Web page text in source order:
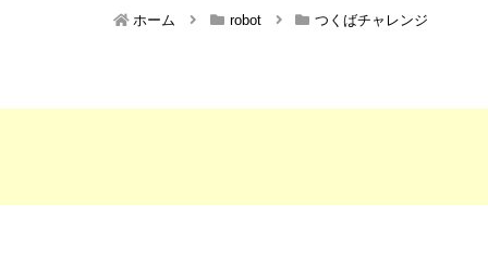
ホーム robot つくばチャレンジ